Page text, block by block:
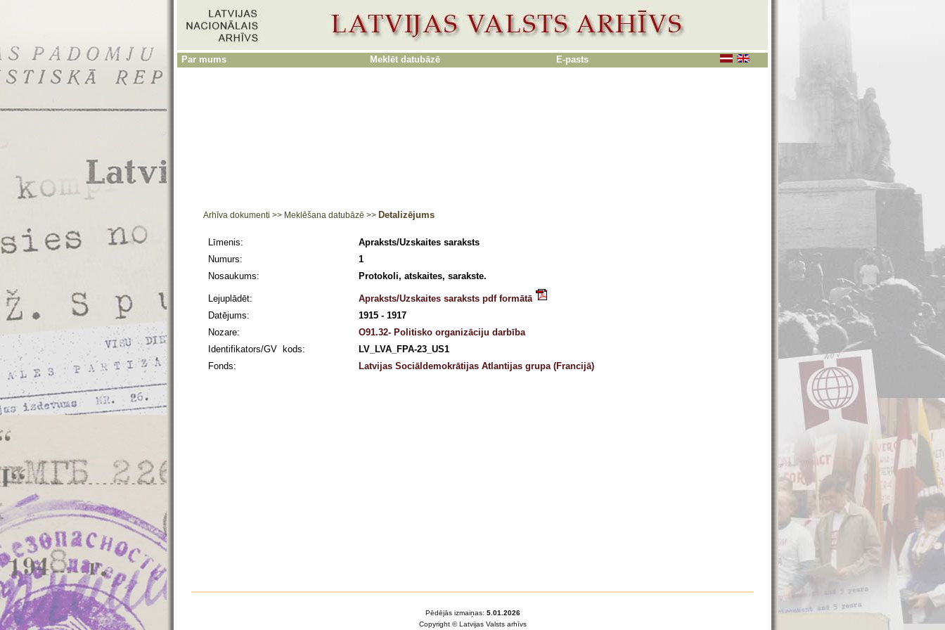
Par mums Meklēt datubāzē E-pasts
Arhīva dokumenti >> Meklēšana datubāzē >> Detalizējums
Līmenis:
Apraksts/Uzskaites saraksts
Numurs:
1
Nosaukums:
Protokoli, atskaites, sarakste.
Lejuplādēt:
Apraksts/Uzskaites saraksts pdf formātā
Datējums:
1915 - 1917
Nozare:
O91.32- Politisko organizāciju darbība
Identifikators/GV kods:
LV_LVA_FPA-23_US1
Fonds:
Latvijas Sociāldemokrātijas Atlantijas grupa (Francijā)
Pēdējās izmaiņas: 5.01.2026
Copyright © Latvijas Valsts arhīvs